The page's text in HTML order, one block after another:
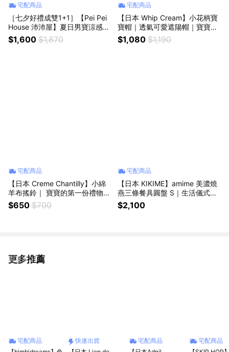
宅配商品
［七夕好禮成雙1+1］【Pei Pei
House 沛沛屋】夏日男寶涼感防
曬組｜親子夏日好物｜寶寶消暑
神器、涼感用品、寶寶夏季用品
$1,600 $1,870
宅配商品
【日本 Whip Cream】小花柄寶
寶帽｜透氣可愛遮陽帽｜寶寶送
禮推薦、日系品牌童帽、新生兒
禮物、兒童禮物、可愛必買、彌
$1,080 $1,190
宅配商品
【日本 Creme Chantilly】小綿
羊布搖鈴｜ 寶寶的第一份禮物
｜ 新生兒禮物、滿月禮、彌月
禮、生日禮、週歲禮
$650 $700
宅配商品
【日本 KIKIME】amime 美濃燒
燕三條餐具圓盤 S｜生活儀式感
｜生日禮物、母親節禮物、日本
職人手作食器、炸物盤、質感餐
$2,100
更多推薦
看更多
宅配商品
快速出貨
宅配商品
宅配商品